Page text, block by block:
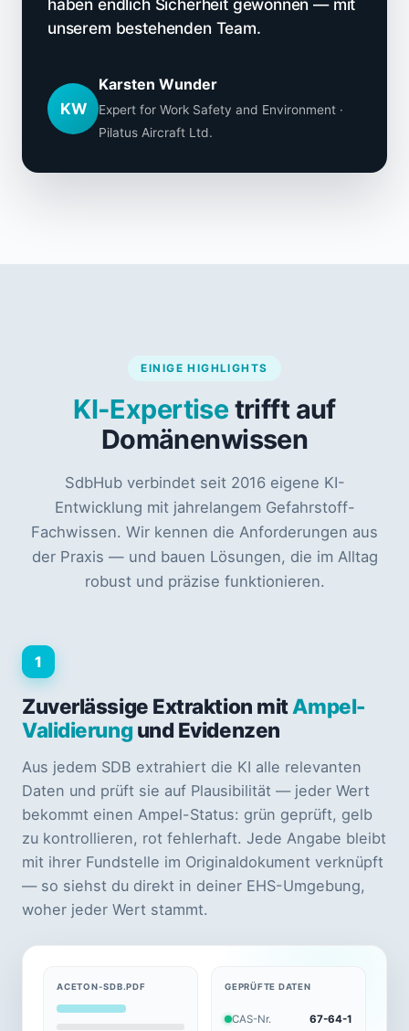
haben endlich Sicherheit gewonnen — mit
unserem bestehenden Team.
KW
Karsten Wunder
Expert for Work Safety and Environment ·
Pilatus Aircraft Ltd.
EINIGE HIGHLIGHTS
KI-Expertise trifft auf
Domänenwissen
SdbHub verbindet seit 2016 eigene KI-
Entwicklung mit jahrelangem Gefahrstoff-
Fachwissen. Wir kennen die Anforderungen aus
der Praxis — und bauen Lösungen, die im Alltag
robust und präzise funktionieren.
1
Zuverlässige Extraktion mit Ampel-
Validierungund Evidenzen
Aus jedem SDB extrahiert die KI alle relevanten
Daten und prüft sie auf Plausibilität — jeder Wert
bekommt einen Ampel-Status: grün geprüft, gelb
zu kontrollieren, rot fehlerhaft. Jede Angabe bleibt
mit ihrer Fundstelle im Originaldokument verknüpft
— so siehst du direkt in deiner EHS-Umgebung,
woher jeder Wert stammt.
ACETON-SDB.PDF GEPRÜFTE DATEN
CAS-Nr. 67-64-1